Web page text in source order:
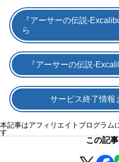
『アーサーの伝説-
ら
『アーサーの伝説-
サービス終了情報
本記事はアフィリエイトプログラム
す
この記